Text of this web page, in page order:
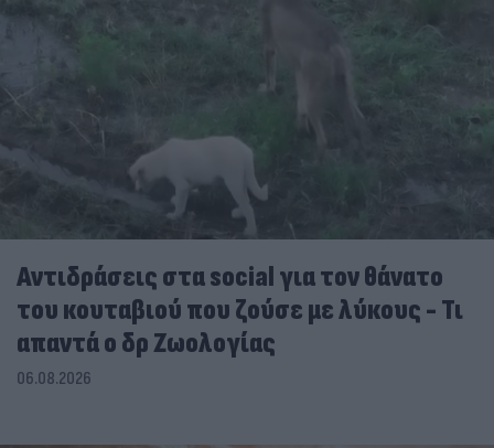
Αντιδράσεις στα social για τον θάνατο
του κουταβιού που ζούσε με λύκους - Τι
απαντά ο δρ Ζωολογίας
06.08.2026